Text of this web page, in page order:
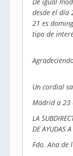
desde el día
21 es
tipo de
Un cordial
Madrid a 23
LA
DE AYUDAS
Fdo. Ana de